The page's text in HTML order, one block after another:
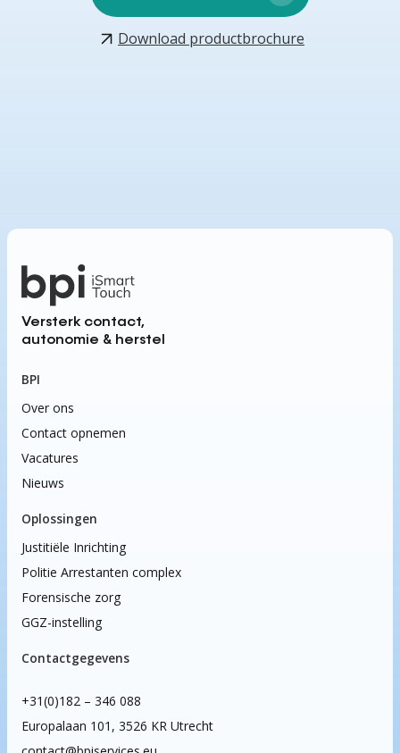
Download productbrochure
Versterk contact,
autonomie & herstel
BPI
Over ons
Contact opnemen
Vacatures
Nieuws
Oplossingen
Justitiële Inrichting
Politie Arrestanten complex
Forensische zorg
GGZ-instelling
Contactgegevens
+31(0)182 – 346 088
Europalaan 101, 3526 KR Utrecht